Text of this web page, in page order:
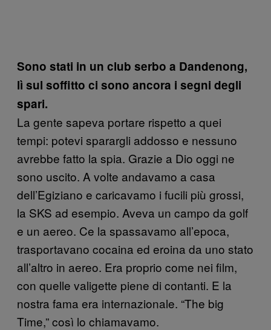
Sono stati in un club serbo a Dandenong,
lì sul soffitto ci sono ancora i segni degli
spari.
La gente sapeva portare rispetto a quei
tempi: potevi sparargli addosso e nessuno
avrebbe fatto la spia. Grazie a Dio oggi ne
sono uscito. A volte andavamo a casa
dell’Egiziano e caricavamo i fucili più grossi,
la SKS ad esempio. Aveva un campo da golf
e un aereo. Ce la spassavamo all’epoca,
trasportavano cocaina ed eroina da uno stato
all’altro in aereo. Era proprio come nei film,
con quelle valigette piene di contanti. E la
nostra fama era internazionale. “The big
Time,” così lo chiamavamo.